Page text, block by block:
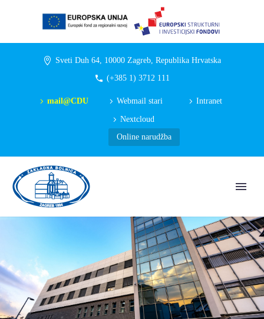
Sveti Duh 64, 10000 Zagreb, Republika Hrvatska
(+385 1) 3712 111
mail@CDU Webmail stari Intranet
Nextcloud
Online narudžba